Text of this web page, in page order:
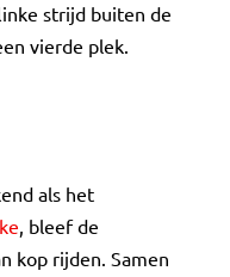
strijd buiten de
vierde plek.
als het
, bleef de
kop rijden. Samen